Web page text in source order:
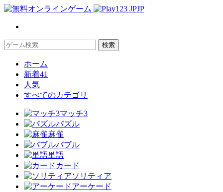
JP
検索
ホーム
新着41
人気
すべてのカテゴリ
マッチ3
パズル
麻雀
バブル
単語
カード
ソリティア
アーケード